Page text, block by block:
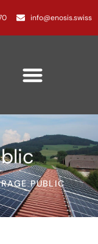
info@enosis.swiss
PUBLIC